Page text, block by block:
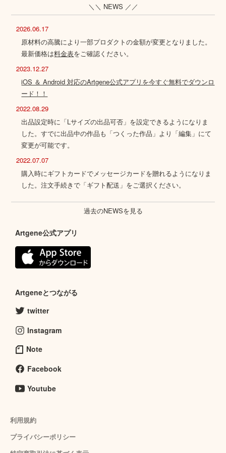
＼＼ NEWS ／／
2026.06.17
原材料の高騰により一部プロダクトの金額が変更となりました。
最新価格は料金表をご確認ください。
2023.12.27
iOS ＆ Android 対応のArtgene公式アプリを今すぐ無料でダウンロ
ード！！
2022.08.29
出品設定時に「Lサイズの出品可否」を設定できるようになりま
した。すでに出品中の作品も「つくった作品」より「編集」にて
変更が可能です。
2022.07.07
購入時にギフトカードでメッセージカードを贈れるようになりま
した。注文手続きで「ギフト配送」をご選択ください。
過去のNEWSを見る
Artgene公式アプリ
Artgeneとつながる
twitter
Instagram
Note
Facebook
Youtube
利用規約
プライバシーポリシー